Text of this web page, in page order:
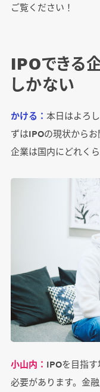
ご覧ください！
IPOできる
しかない
かける： 本日はよろ
ずはIPOの現状から
企業は国内にどれく
小山内： IPOを目指
必要があります。金